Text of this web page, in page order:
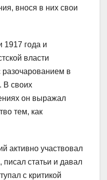
внося в них свои
1917 года и
власти
разочарованием в
В своих
он выражал
тем, как
активно участвовал
писал статьи и давал
с критикой